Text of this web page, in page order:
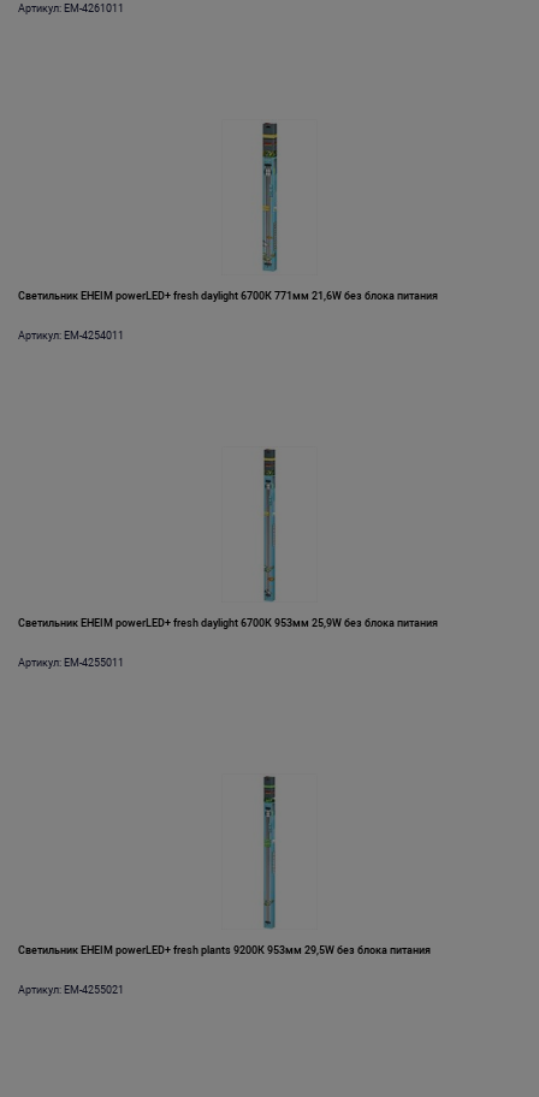
Артикул: EM-4261011
Светильник EHEIM powerLED+ fresh daylight 6700К 771мм 21,6W без блока питания
Артикул: EM-4254011
Светильник EHEIM powerLED+ fresh daylight 6700К 953мм 25,9W без блока питания
Артикул: EM-4255011
Светильник EHEIM powerLED+ fresh plants 9200К 953мм 29,5W без блока питания
Артикул: EM-4255021